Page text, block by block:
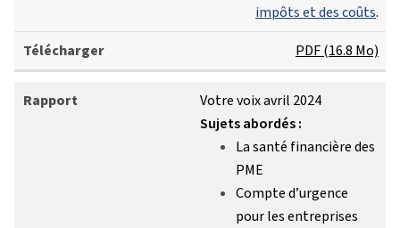
impôts et des coûts.
PDF (16.8 Mo)
Votre voix avril 2024
Sujets abordés :
La santé financière des
PME
Compte d’urgence
pour les entreprises